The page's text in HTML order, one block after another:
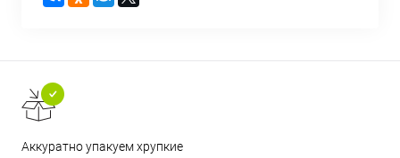
Аккуратно упакуем хрупкие